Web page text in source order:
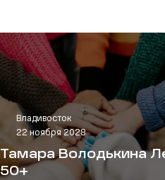
Владивосток
22 ноября 2028
Тамара Володькина
50+